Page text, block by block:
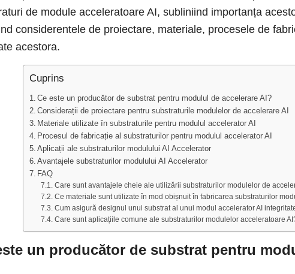
de module acceleratoare AI, subliniind importanța
considerentele de proiectare, materiale, procesele de
acestora.
Cuprins
Ce este un producător de substrat pentru modulul de accelerare AI?
Considerații de proiectare pentru substraturile modulelor de accelerare AI
Materiale utilizate în substraturile pentru modulul accelerator AI
Procesul de fabricație al substraturilor pentru modulul accelerator AI
Aplicații ale substraturilor modulului AI Accelerator
Avantajele substraturilor modulului AI Accelerator
FAQ
Care sunt avantajele cheie ale utilizării substraturilor modulelor de
Ce materiale sunt utilizate în mod obișnuit în fabricarea substraturilor
Cum asigură designul unui substrat al unui modul accelerator AI
Care sunt aplicațiile comune ale substraturilor modulelor acceleratoare
un producător de substrat pentru